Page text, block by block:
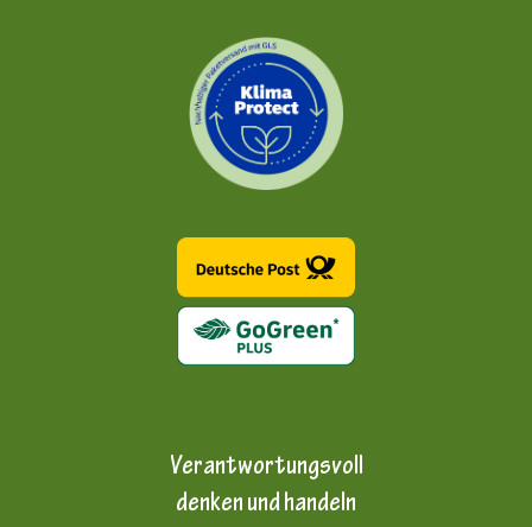
Verantwortungsvoll
denken und handeln